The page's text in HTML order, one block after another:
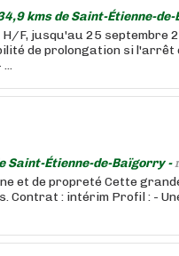
kms de Saint-Étienne-
F, jusqu'au 25 septembre
de prolongation si l'arrêt
Saint-Étienne-de-Baïgorry -
et de propreté Cette
Contrat : intérim Profil : -